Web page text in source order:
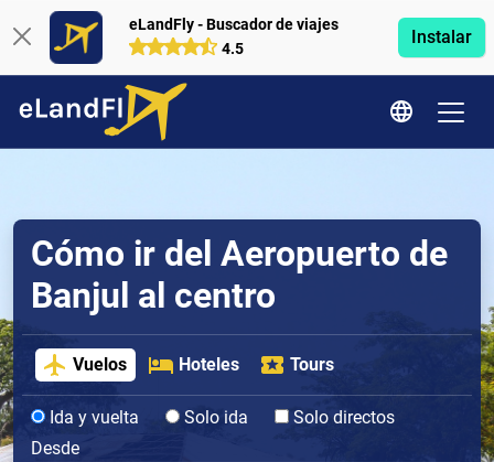
eLandFly - Buscador de viajes
4.5
Instalar
Cómo ir del Aeropuerto de
Banjul al centro
Vuelos Hoteles Tours
Ida y vuelta Solo ida
Solo directos
Desde